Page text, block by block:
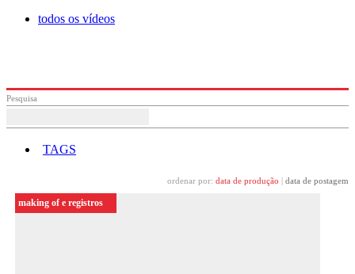
todos os vídeos
Pesquisa
TAGS
ordenar por: data de produção data de postagem
making of e registros